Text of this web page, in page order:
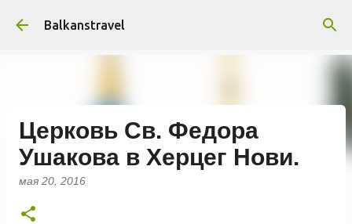
К основному контенту
Balkanstravel
Церковь Св. Федора
Ушакова в Херцег Нови.
мая 20, 2016